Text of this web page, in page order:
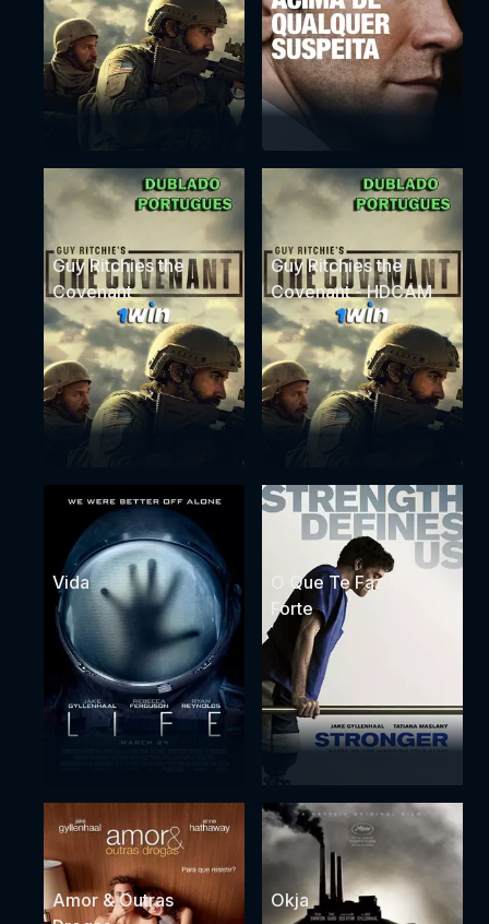
Guy Ritchies the
Covenant
Guy Ritchies the
Covenant - HDCAM
Vida O Que Te Faz Mais
Forte
Amor & Outras
Okja